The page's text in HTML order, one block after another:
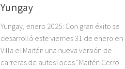
Yungay
Yungay, enero 2025: Con gran éxito se
desarrolló este viernes 31 de enero en
Villa el Maitén una nueva versión de
carreras de autos locos “Maitén Cerro